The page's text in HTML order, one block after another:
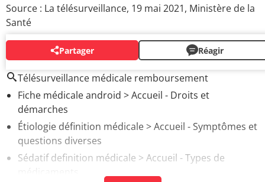
Source : La télésurveillance, 19 mai 2021, Ministère de la
Santé
Partager Réagir
AUTOUR DU MÊME SUJET
Télésurveillance médicale remboursement
Fiche médicale android > Accueil - Droits et
démarches
Étiologie définition médicale> Accueil - Symptômes et
questions diverses
Sédatif definition médicale > Accueil - Types de